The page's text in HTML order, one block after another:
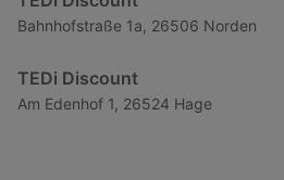
Bahnhofstraße 1a, 26506 Norden
TEDi Discount
Am Edenhof 1, 26524 Hage